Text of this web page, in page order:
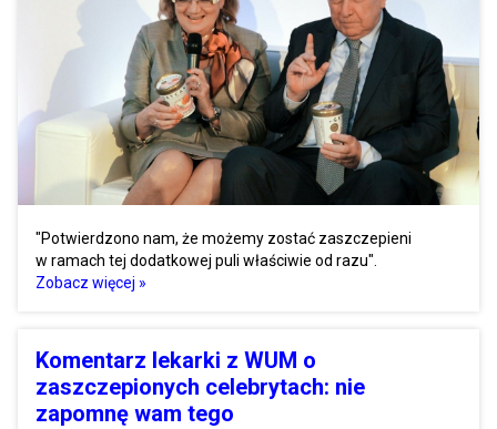
"Potwierdzono nam, że możemy zostać zaszczepieni
w ramach tej dodatkowej puli właściwie od razu".
Zobacz więcej »
Komentarz lekarki z WUM o
zaszczepionych celebrytach: nie
zapomnę wam tego